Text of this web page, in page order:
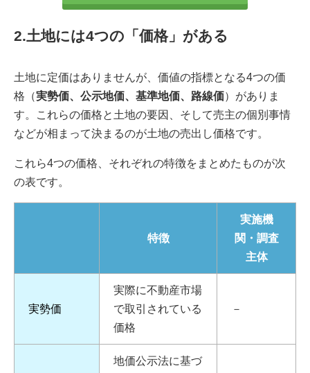
2.土地には4つの「価格」がある
土地に定価はありませんが、価値の指標となる4つの価
格（実勢価、公示地価、基準地価、路線価）がありま
す。これらの価格と土地の要因、そして売主の個別事情
などが相まって決まるのが土地の売出し価格です。
これら4つの価格、それぞれの特徴をまとめたものが次
の表です。
特徴
実施機
関・調査
主体
実勢価
実際に不動産市場
で取引されている
価格
－
地価公示法に基づ